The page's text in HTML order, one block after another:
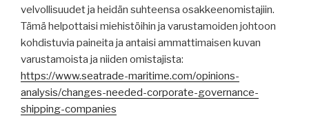
velvollisuudet ja heidän suhteensa osakkeenomistajiin.
Tämä helpottaisi miehistöihin ja varustamoiden johtoon
kohdistuvia paineita ja antaisi ammattimaisen kuvan
varustamoista ja niiden omistajista:
https://www.seatrade-maritime.com/opinions-
analysis/changes-needed-corporate-governance-
shipping-companies